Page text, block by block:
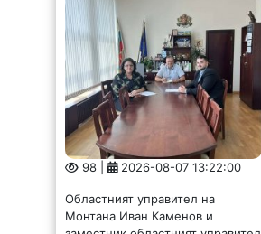
98 | 2026-08-07 13:22:00
Областният управител на
Монтана Иван Каменов и